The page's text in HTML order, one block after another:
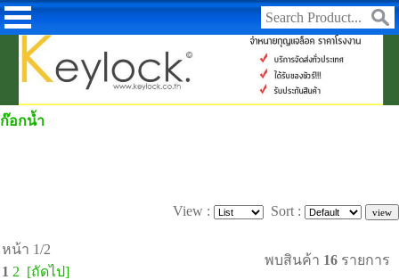
ก๊อกน้ำ
View : Sort :
หน้า 1/2
1 2 [ถัดไป]
พบสินค้า 16 รายการ